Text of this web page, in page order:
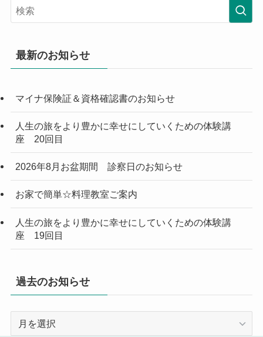
最新のお知らせ
マイナ保険証＆資格確認書のお知らせ
人生の旅をより豊かに幸せにしていくための体験講
座 20回目
2026年8月お盆期間 診察日のお知らせ
お家で簡単☆料理教室ご案内
人生の旅をより豊かに幸せにしていくための体験講
座 19回目
過去のお知らせ